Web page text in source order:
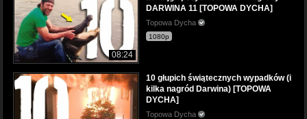
08:24
DARWINA 11 [TOPOWA DYCHA]
Topowa Dycha
1080p
10 głupich świątecznych wypadków (i
kilka nagród Darwina) [TOPOWA
DYCHA]
Topowa Dycha